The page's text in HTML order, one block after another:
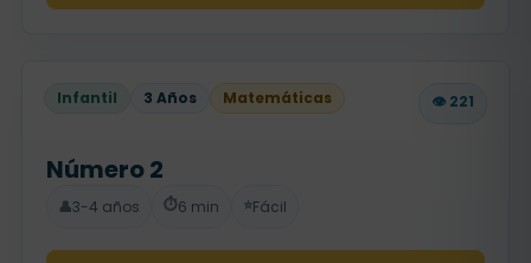
Infantil 3 Años Matemáticas 👁️ 221
Número 2
👤3-4 años ⏱️6 min ⭐Fácil